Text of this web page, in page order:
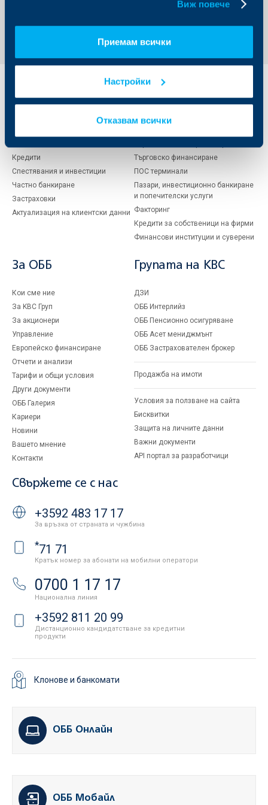
Виж повече
Приемам всички
Настройки
Отказвам всички
клиенти
Кредити
Спестявания и инвестиции
Частно банкиране
Застраховки
Актуализация на клиентски данни
клиенти
Търговско финансиране
ПОС терминали
Пазари, инвестиционно банкиране
и попечителски услуги
Факторинг
Кредити за собственици на фирми
Финансови институции и суверени
За ОББ
Кои сме ние
За KBC Груп
За акционери
Управление
Европейско финансиране
Отчети и анализи
Тарифи и общи условия
Други документи
ОББ Галерия
Кариери
Новини
Вашето мнение
Контакти
Групата на KBC
ДЗИ
ОББ Интерлийз
ОББ Пенсионно осигуряване
ОББ Асет мениджмънт
ОББ Застрахователен брокер
Продажба на имоти
Условия за ползване на сайта
Бисквитки
Защита на личните данни
Важни документи
API портал за разработчици
Свържете се с нас
+3592 483 17 17
За връзка от страната и чужбина
*71 71
Кратък номер за абонати на мобилни оператори
0700 1 17 17
Национална линия
+3592 811 20 99
Дистанционно кандидатстване за кредитни
продукти
Клонове и банкомати
ОББ Онлайн
ОББ Мобайл